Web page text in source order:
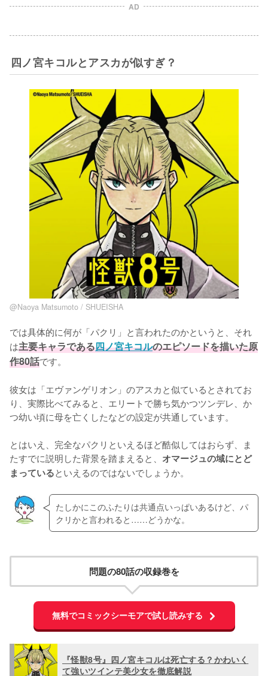
AD
四ノ宮キコルとアスカが似すぎ？
@Naoya Matsumoto / SHUEISHA
では具体的に何が「パクリ」と言われたのかというと、それ
は主要キャラである四ノ宮キコルのエピソードを描いた原
作80話です。
彼女は「エヴァンゲリオン」のアスカと似ているとされてお
り、実際比べてみると、エリートで勝ち気かつツンデレ、か
つ幼い頃に母を亡くしたなどの設定が共通しています。
とはいえ、完全なパクリといえるほど酷似してはおらず、ま
たすでに説明した背景を踏まえると、 オマージュの域にとど
まっているといえるのではないでしょうか。
たしかにこのふたりは共通点いっぱいあるけど、パ
クリかと言われると……どうかな。
問題の80話の収録巻を
無料でコミックシーモアで試し読みする
『怪獣8号』四ノ宮キコルは死亡する？かわいく
て強いツインテ美少女を徹底解説